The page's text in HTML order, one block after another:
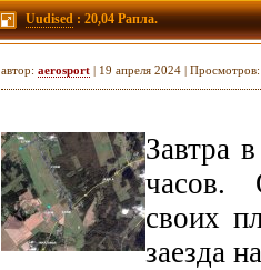
Uudised: 20,04 Рапла.
автор: aerosport | 19 апреля 2024 |
Завтра
часов.
своих
заезда